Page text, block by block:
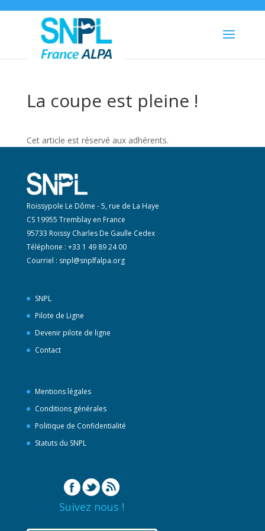
La coupe est pleine !
Cet article est réservé aux adhérents.
Roissypole Le Dôme - 5, rue de La Haye
CS 19955 Tremblay en France
95733 Roissy Charles De Gaulle Cedex
Téléphone : +33 1 49 89 24 00
Courriel : snpl@snplfalpa.org
SNPL
Pilote de Ligne
Devenir pilote de ligne
Contact
Mentions légales
Conditions générales
Politique de Confidentialité
Statuts du SNPL
Suivez nous !